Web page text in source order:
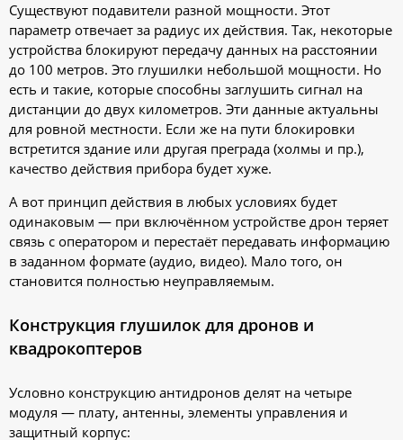
Существуют подавители разной мощности. Этот
параметр отвечает за радиус их действия. Так, некоторые
устройства блокируют передачу данных на расстоянии
до 100 метров. Это глушилки небольшой мощности. Но
есть и такие, которые способны заглушить сигнал на
дистанции до двух километров. Эти данные актуальны
для ровной местности. Если же на пути блокировки
встретится здание или другая преграда (холмы и пр.),
качество действия прибора будет хуже.
А вот принцип действия в любых условиях будет
одинаковым — при включённом устройстве дрон теряет
связь с оператором и перестаёт передавать информацию
в заданном формате (аудио, видео). Мало того, он
становится полностью неуправляемым.
Конструкция глушилок для дронов и
квадрокоптеров
Условно конструкцию антидронов делят на четыре
модуля — плату, антенны, элементы управления и
защитный корпус: